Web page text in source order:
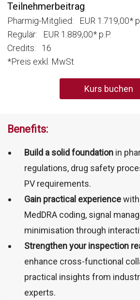
Teilnehmerbeitrag
Pharmig-Mitglied: EUR 1.719,00*
Regulär: EUR 1.889,00* p.P.
Credits: 16
*Preis exkl. MwSt
Kurs buchen
Benefits:
Build a solid foundation in
regulations, drug safety
PV requirements.
Gain practical experiencewith
MedDRA coding, signal
minimisation through
Strengthen your inspection
enhance cross-functional
practical insights from
experts.